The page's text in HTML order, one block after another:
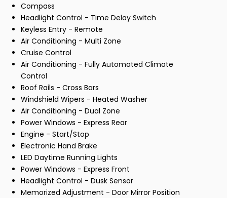
Compass
Headlight Control - Time Delay Switch
Keyless Entry - Remote
Air Conditioning - Multi Zone
Cruise Control
Air Conditioning - Fully Automated Climate
Control
Roof Rails - Cross Bars
Windshield Wipers - Heated Washer
Air Conditioning - Dual Zone
Power Windows - Express Rear
Engine - Start/Stop
Electronic Hand Brake
LED Daytime Running Lights
Power Windows - Express Front
Headlight Control - Dusk Sensor
Memorized Adjustment - Door Mirror Position